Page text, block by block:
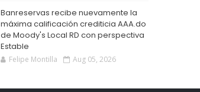
Banreservas recibe nuevamente la
máxima calificación crediticia AAA.do
de Moody's Local RD con perspectiva
Estable
Felipe Montilla Aug 05, 2026